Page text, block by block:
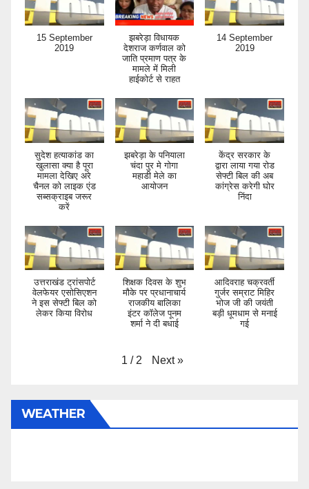
15 September
2019
झबरेड़ा विधायक
देशराज कर्णवाल को
जाति प्रमाण पत्र के
मामले में मिली
हाईकोर्ट से राहत
14 September
2019
सुदेश हत्याकांड का
खुलासा क्या है पूरा
मामला देखिए अरे
चैनल को लाइक एंड
सब्सक्राइब जरूर
करें
झबरेड़ा के पनियाला
चंदा पुर मे गोगा
महाडी मेले का
आयोजन
केंद्र सरकार के
द्वारा लाया गया रोड
सेफ्टी बिल की अब
कांग्रेस करेगी घोर
निंदा
उत्तराखंड ट्रांसपोर्ट
वेलफेयर एसोसिएशन
ने इस सेफ्टी बिल को
लेकर किया विरोध
शिक्षक दिवस के शुभ
मौके पर प्रधानाचार्य
राजकीय बालिका
इंटर कॉलेज पूनम
शर्मा ने दी बधाई
आदिवराह चक्रवर्ती
गुर्जर सम्राट मिहिर
भोज जी की जयंती
बड़ी धूमधाम से मनाई
गई
1 / 2 Next »
WEATHER